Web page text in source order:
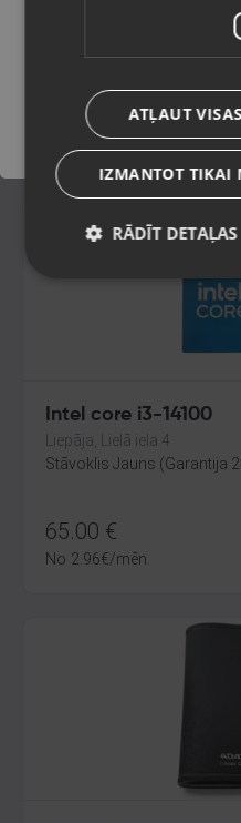
Kandava, Tirgus laukums 1
Stāvoklis Jauns (Garantija
€
Intel core i3-14100
Liepāja, Lielā iela 4
Stāvoklis Jauns (Garantija
65.00 €
No 2.96€/mēn.
ATĻAUT
IZMANTOT TIKAI
RĀDĪT DETAĻAS